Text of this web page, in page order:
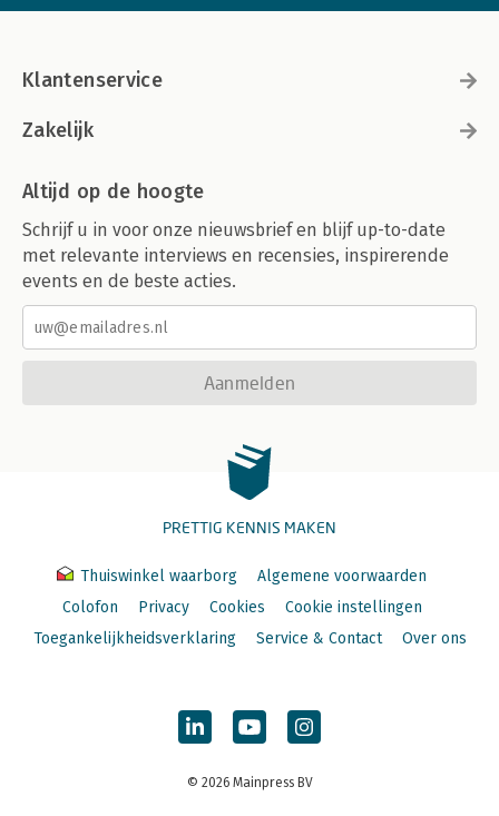
Klantenservice
Zakelijk
Altijd op de hoogte
Schrijf u in voor onze nieuwsbrief en blijf up-to-date
met relevante interviews en recensies, inspirerende
events en de beste acties.
Aanmelden
PRETTIG KENNIS MAKEN
Thuiswinkel waarborg
Algemene voorwaarden
Colofon
Privacy Cookies
Cookie instellingen
Toegankelijkheidsverklaring
Service & Contact Over ons
© 2026 Mainpress BV